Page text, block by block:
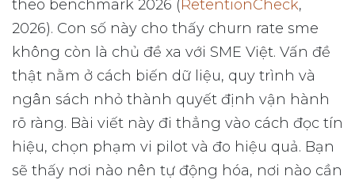
theo benchmark 2026 (RetentionCheck,
2026). Con số này cho thấy churn rate sme
không còn là chủ đề xa với SME Việt. Vấn đề
thật nằm ở cách biến dữ liệu, quy trình và
ngân sách nhỏ thành quyết định vận hành
rõ ràng. Bài viết này đi thẳng vào cách đọc tín
hiệu, chọn phạm vi pilot và đo hiệu quả. Bạn
sẽ thấy nơi nào nên tự động hóa, nơi nào cần